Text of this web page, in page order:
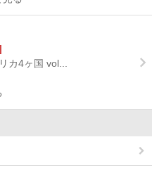
カ4ヶ国 vol...